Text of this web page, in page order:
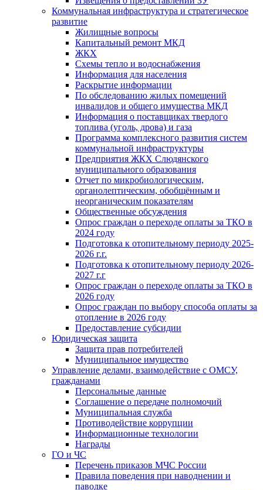
Коммунальная инфраструктура и стратегическое
развитие
Жилищные вопросы
Капитальный ремонт МКД
ЖКХ
Схемы тепло и водоснабжения
Информация для населения
Раскрытие информации
По обследованию жилых помещений
инвалидов и общего имущества МКД
Информация о поставщиках твердого
топлива (уголь, дрова) и газа
Программа комплексного развития систем
коммунальной инфраструктуры
Предприятия ЖКХ Слюдянского
муниципального образования
Отчет по микробиологическим,
органолептическим, обобщённым и
неорганическим показателям
Общественные обсуждения
Опрос граждан о переходе оплаты за ТКО в
2024 году
Подготовка к отопительному периоду 2025-
2026 г.г.
Подготовка к отопительному периоду 2026-
2027 г.г
Опрос граждан о переходе оплаты за ТКО в
2026 году
Опрос граждан по выбору способа оплаты за
отопление в 2026 году
Предоставление субсидии
Юридическая защита
Защита прав потребителей
Муниципальное имущество
Управление делами, взаимодействие с ОМСУ,
гражданами
Персональные данные
Соглашение о передаче полномочий
Муниципальная служба
Противодействие коррупции
Информационные технологии
Награды
ГО и ЧС
Перечень приказов МЧС России
Правила поведения при наводнении и
паводке